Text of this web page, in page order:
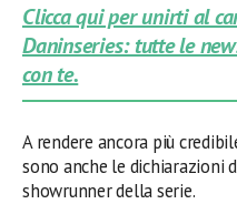
Clicca qui per unirti al
Daninseries: tutte le
con te.
A rendere ancora più
sono anche le dichiarazioni
showrunner della serie.